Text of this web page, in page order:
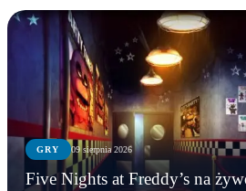
GRY 09 sierpnia 2026
Five Nights at Freddy’s na